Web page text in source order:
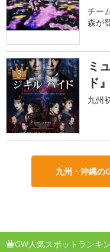
チー
森が
3
ミ
ド
九州
九州・沖縄の
GW人気スポットランキ